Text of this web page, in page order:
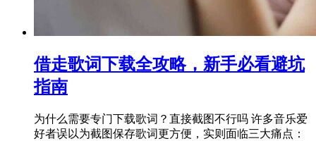
借走歌词下载全攻略，新手必看避坑
指南
为什么需要专门下载歌词？直接截图不行吗 许多音乐爱
好者误以为截图保存歌词更方便，实则面临三大痛点：